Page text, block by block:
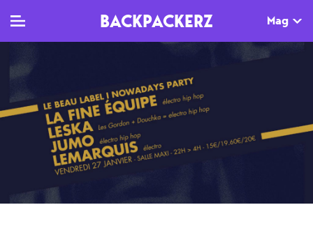
BACKPACKERZ Mag
Clips
Live
Documentaires
MAG
Dossiers
Tops
Interviews